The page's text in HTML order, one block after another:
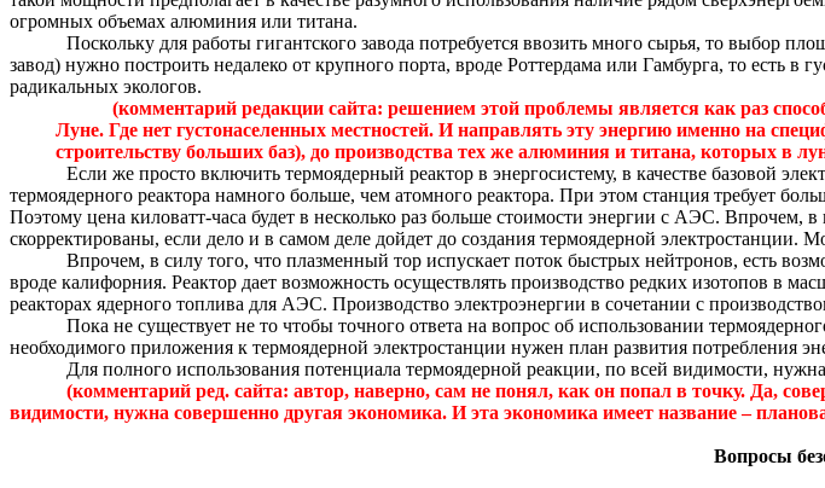
огромных объемах алюминия или титана.
Поскольку для работы гигантского завода потребуется ввозить много сырья, то выбор
завод) нужно построить недалеко от крупного порта, вроде Роттердама или Гамбурга, то есть
радикальных экологов.
(комментарий редакции сайта: решением этой проблемы является как раз
Луне.Где нет густонаселенных местностей. И направлять эту энергию именно на
строительству больших баз), до производства тех же алюминия и титана, которых в
Если же просто включить термоядерный реактор в энергосистему, в качестве базовой
термоядерного реактора намного больше, чем атомного реактора. При этом станция требует
Поэтому цена киловатт-часа будет в несколько раз больше стоимости энергии с АЭС. Впрочем,
скорректированы, если дело и в самом деле дойдет до создания термоядерной электростанции.
Впрочем, в силу того, что плазменный тор испускает поток быстрых нейтронов, есть
вроде калифорния. Реактор дает возможность осуществлять производство редких изотопов в
реакторах ядерного топлива для АЭС. Производство электроэнергии в сочетании с
Пока не существует не то чтобы точного ответа на вопрос об использовании
необходимого приложения к термоядерной электростанции нужен план развития потребления
Для полного использования потенциала термоядерной реакции, по всей видимости,
(комментарий ред. сайта: автор, наверно, сам не понял, как он попал в точку. Да,
видимости, нужна совершенно другая экономика. И эта экономика имеет название –
Вопросы